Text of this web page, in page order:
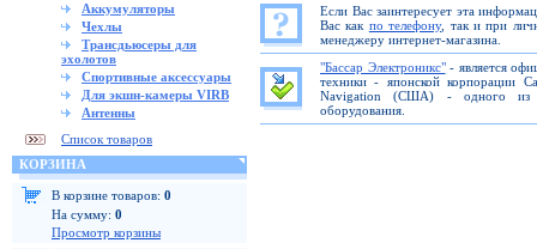
Аккумуляторы
Чехлы
Трансдьюсеры для
эхолотов
Спортивные аксессуары
Для экшн-камеры VIRB
Антенны
Список товаров
КОРЗИНА
В корзине товаров: 0
На сумму: 0
Просмотр корзины
Если Вас заинтересует эта
Вас как по телефону, так и при
менеджеру интернет-магазина.
"Бассар Электроникс"- является
техники - японской корпорации
Navigation (США) - одного из
оборудования.